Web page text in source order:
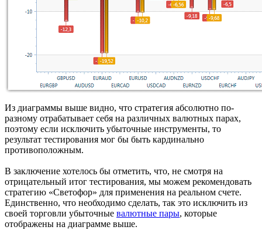
Из диаграммы выше видно, что стратегия абсолютно по-
разному отрабатывает себя на различных валютных парах,
поэтому если исключить убыточные инструменты, то
результат тестирования мог бы быть кардинально
противоположным.
В заключение хотелось бы отметить, что, не смотря на
отрицательный итог тестирования, мы можем рекомендовать
стратегию «Светофор» для применения на реальном счете.
Единственно, что необходимо сделать, так это исключить из
своей торговли убыточные валютные пары, которые
отображены на диаграмме выше.